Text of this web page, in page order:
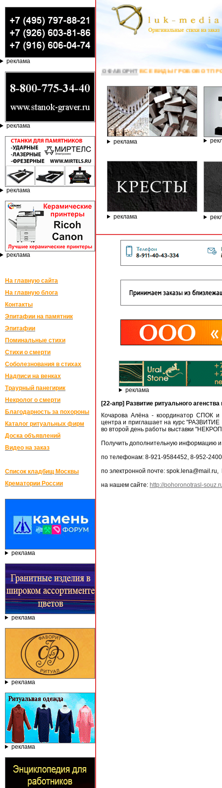
реклама
реклама
реклама
реклама
На главную сайта
На главную блога
Контакты
Эпитафии на памятник
Эпитафии
Поминальные стихи
Стихи о смерти
Соболезнования в стихах
Надписи на венках
Траурный панегирик
Некролог о смерти
Благодарность за похороны
Каталог ритуальных фирм
Доска объявлений
Видео на заказ
Список кладбищ Москвы
Крематории России
реклама
реклама
реклама
реклама
***ПО ФАВОРИТВСЕ ВИДЫ ГРОБОВ ОТ ПРОСТЫХ ТКАНЕВЫХ
реклама
реклама
реклама
[22-апр] Развитие ритуального
Кочарова Алёна - координатор СПОК и
центра и приглашает на курс
во второй день работы выставки
Получить дополнительную информацию и
по телефонам: 8-921-9584452, 8-952-
по электронной почте:
на нашем сайте: http://pohoronotrasl-